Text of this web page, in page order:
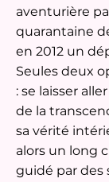
aventurière
quarantaine
en 2012 un
Seules deux
: se laisser
de la
sa vérité
alors un long
guidé par des